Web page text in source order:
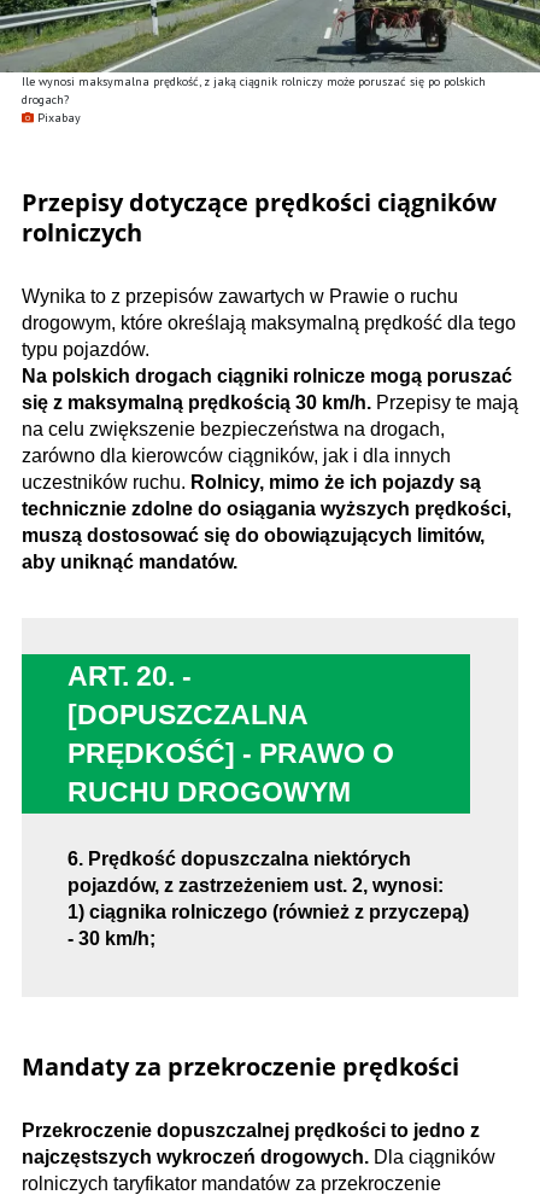
Ile wynosi maksymalna prędkość, z jaką ciągnik rolniczy może poruszać się po polskich
drogach?
Pixabay
Przepisy dotyczące prędkości ciągników
rolniczych
Wynika to z przepisów zawartych w Prawie o ruchu
drogowym, które określają maksymalną prędkość dla tego
typu pojazdów.
Na polskich drogach ciągniki rolnicze mogą poruszać
się z maksymalną prędkością 30 km/h. Przepisy te mają
na celu zwiększenie bezpieczeństwa na drogach,
zarówno dla kierowców ciągników, jak i dla innych
uczestników ruchu. Rolnicy, mimo że ich pojazdy są
technicznie zdolne do osiągania wyższych prędkości,
muszą dostosować się do obowiązujących limitów,
aby uniknąć mandatów.
ART. 20. -
[DOPUSZCZALNA
PRĘDKOŚĆ] - PRAWO O
RUCHU DROGOWYM
6. Prędkość dopuszczalna niektórych
pojazdów, z zastrzeżeniem ust. 2, wynosi:
1) ciągnika rolniczego (również z przyczepą)
- 30 km/h;
Mandaty za przekroczenie prędkości
Przekroczenie dopuszczalnej prędkości to jedno z
najczęstszych wykroczeń drogowych. Dla ciągników
rolniczych taryfikator mandatów za przekroczenie